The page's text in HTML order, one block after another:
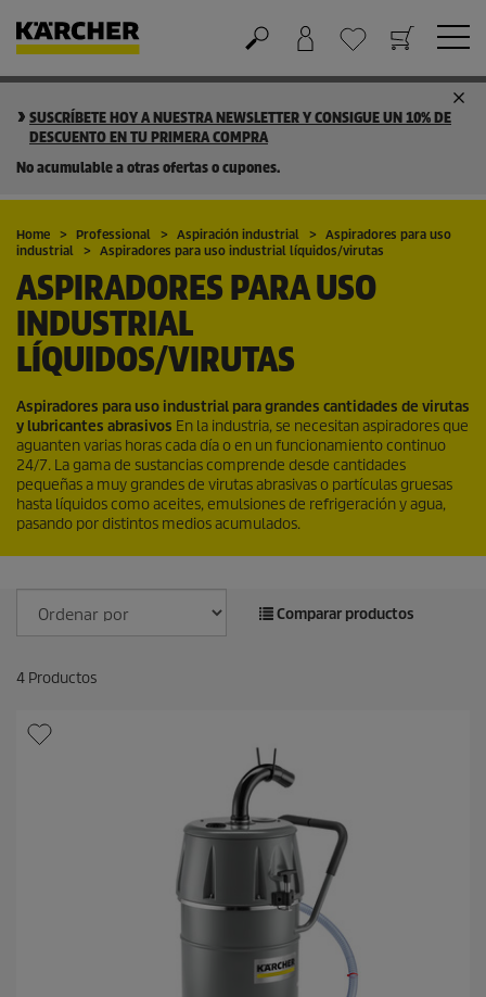
SUSCRÍBETE HOY A NUESTRA NEWSLETTER Y CONSIGUE UN 10% DE
DESCUENTO EN TU PRIMERA COMPRA
No acumulable a otras ofertas o cupones.
Home Professional Aspiración industrial
Aspiradores para uso
industrial
Aspiradores para uso industrial líquidos/virutas
ASPIRADORES PARA USO
INDUSTRIAL
LÍQUIDOS/VIRUTAS
Aspiradores para uso industrial para grandes cantidades de virutas
y lubricantes abrasivos En la industria, se necesitan aspiradores que
aguanten varias horas cada día o en un funcionamiento continuo
24/7. La gama de sustancias comprende desde cantidades
pequeñas a muy grandes de virutas abrasivas o partículas gruesas
hasta líquidos como aceites, emulsiones de refrigeración y agua,
pasando por distintos medios acumulados.
Comparar productos
4 Productos